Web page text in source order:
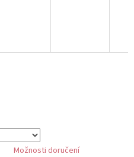
Možnosti doručení